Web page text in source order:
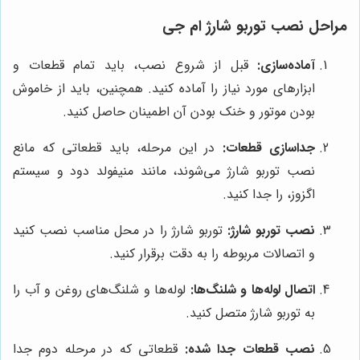
مراحل نصب توربو شارژ ام جی
آماده‌سازی: قبل از شروع نصب، باید تمام قطعات و
ابزارهای مورد نیاز را آماده کنید. همچنین، باید از خاموش
بودن موتور و خنک بودن آن اطمینان حاصل کنید.
جداسازی قطعات: در این مرحله، باید قطعاتی که مانع
نصب توربو شارژ می‌شوند، مانند منیفولد دود و سیستم
اگزوز، را جدا کنید.
نصب توربو شارژ: توربو شارژ را در محل مناسب نصب کنید
و اتصالات مربوطه را به دقت برقرار کنید.
اتصال لوله‌ها و شلنگ‌ها: لوله‌ها و شلنگ‌های روغن و آب را
به توربو شارژ متصل کنید.
نصب قطعات جدا شده: قطعاتی که در مرحله دوم جدا